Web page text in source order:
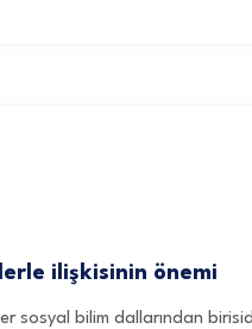
ilişkisinin önemi
sosyal bilim dallarından